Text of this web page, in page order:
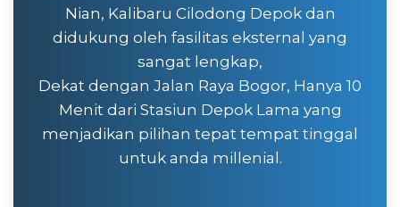
Nian, Kalibaru Cilodong Depok dan
didukung oleh fasilitas eksternal yang
sangat lengkap,
Dekat dengan Jalan Raya Bogor, Hanya 10
Menit dari Stasiun Depok Lama yang
menjadikan pilihan tepat tempat tinggal
untuk anda millenial.